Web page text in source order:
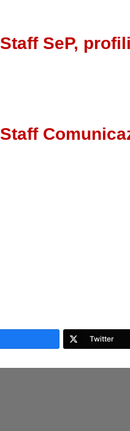
Staff SeP,
Staff
Twitter